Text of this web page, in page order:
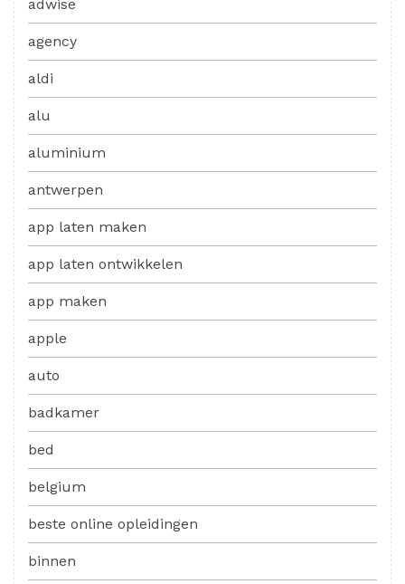
adwise
agency
aldi
alu
aluminium
antwerpen
app laten maken
app laten ontwikkelen
app maken
apple
auto
badkamer
bed
belgium
beste online opleidingen
binnen